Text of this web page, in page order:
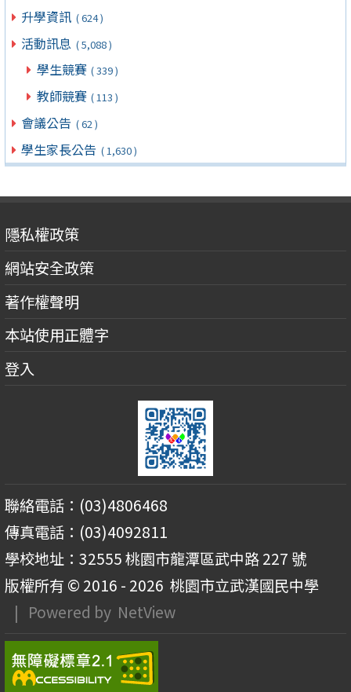
升學資訊 ( 624 )
活動訊息 ( 5,088 )
學生競賽 ( 339 )
教師競賽 ( 113 )
會議公告 ( 62 )
學生家長公告 ( 1,630 )
隱私權政策
網站安全政策
著作權聲明
本站使用正體字
登入
聯絡電話：(03)4806468
傳真電話：(03)4092811
學校地址：32555 桃園市龍潭區武中路 227 號
版權所有 © 2016 - 2026 桃園市立武漢國民中學
| Powered by NetView